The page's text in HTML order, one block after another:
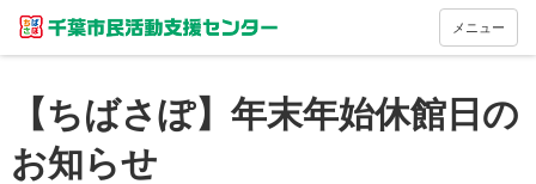
メニュー
【ちばさぽ】年末年始休館日の
お知らせ